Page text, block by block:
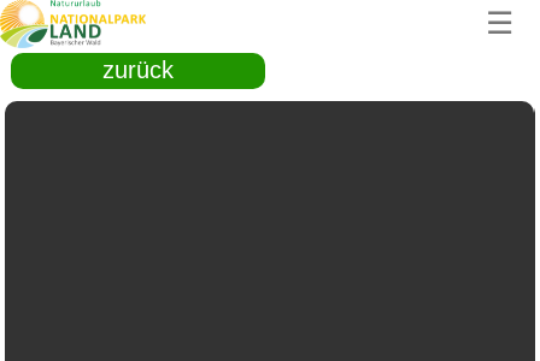
☰
zurück